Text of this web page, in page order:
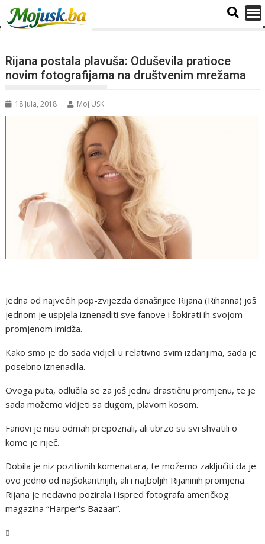
Rijana postala plavuša: Oduševila pratioce
novim fotografijama na društvenim mrežama
18 Jula, 2018 Moj USK
Jedna od najvećih pop-zvijezda današnjice Rijana (Rihanna) još
jednom je uspjela iznenaditi sve fanove i šokirati ih svojom
promjenom imidža.
Kako smo je do sada vidjeli u relativno svim izdanjima, sada je
posebno iznenadila.
Ovoga puta, odlučila se za još jednu drastičnu promjenu, te je
sada možemo vidjeti sa dugom, plavom kosom.
Fanovi je nisu odmah prepoznali, ali ubrzo su svi shvatili o
kome je riječ.
Dobila je niz pozitivnih komenatara, te možemo zaključiti da je
ovo jedno od najšokantnijih, ali i najboljih Rijaninih promjena.
Rijana je nedavno pozirala i ispred fotografa američkog
magazina “Harper's Bazaar”.